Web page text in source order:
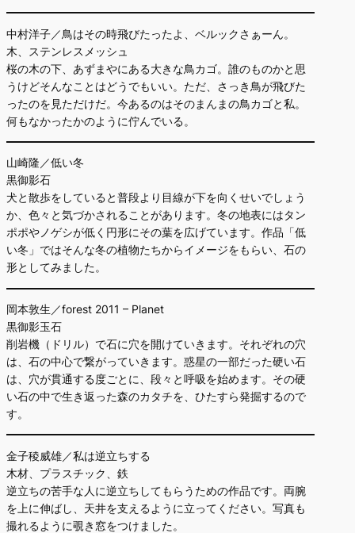
中村洋子／鳥はその時飛びたったよ、ベルックさぁーん。
木、ステンレスメッシュ
桜の木の下、あずまやにある大きな鳥カゴ。誰のものかと思
うけどそんなことはどうでもいい。ただ、さっき鳥が飛びた
ったのを見ただけだ。今あるのはそのまんまの鳥カゴと私。
何もなかったかのように佇んでいる。
山崎隆／低い冬
黒御影石
犬と散歩をしていると普段より目線が下を向くせいでしょう
か、色々と気づかされることがあります。冬の地表にはタン
ポポやノゲシが低く円形にその葉を広げています。作品「低
い冬」ではそんな冬の植物たちからイメージをもらい、石の
形としてみました。
岡本敦生／forest 2011 – Planet
黒御影玉石
削岩機（ドリル）で石に穴を開けていきます。それぞれの穴
は、石の中心で繋がっていきます。惑星の一部だった硬い石
は、穴が貫通する度ごとに、段々と呼吸を始めます。その硬
い石の中で生き返った森のカタチを、ひたすら発掘するので
す。
金子稜威雄／私は逆立ちする
木材、プラスチック、鉄
逆立ちの苦手な人に逆立ちしてもらうための作品です。両腕
を上に伸ばし、天井を支えるように立ってください。写真も
撮れるように覗き窓をつけました。